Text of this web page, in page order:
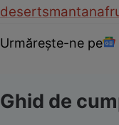
desertsmantana
Urmărește-ne pe
Ghid de